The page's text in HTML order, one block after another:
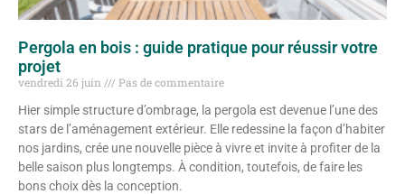
Pergola en bois : guide pratique pour réussir votre
projet
vendredi 26 juin
Pas de commentaire
Hier simple structure d’ombrage, la pergola est devenue l’une des
stars de l’aménagement extérieur. Elle redessine la façon d’habiter
nos jardins, crée une nouvelle pièce à vivre et invite à profiter de la
belle saison plus longtemps. À condition, toutefois, de faire les
bons choix dès la conception.